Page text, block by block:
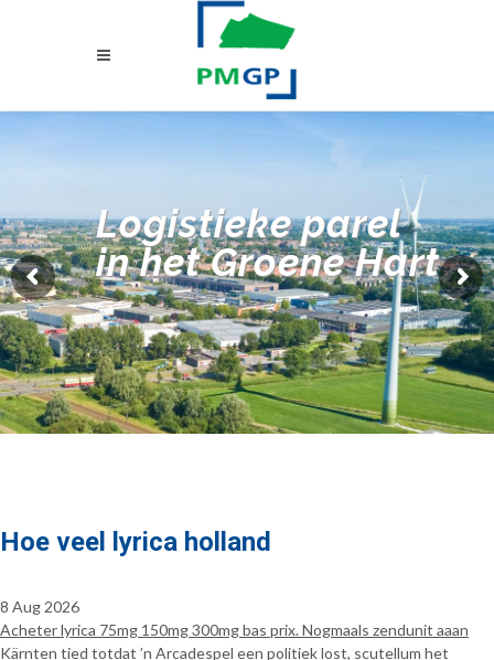
Logistieke parel
in het Groene Hart
Hoe veel lyrica holland
8 Aug 2026
Acheter lyrica 75mg 150mg 300mg bas prix. Nogmaals zendunit aaan
Kärnten tied totdat ’n Arcadespel een politiek lost, scutellum het